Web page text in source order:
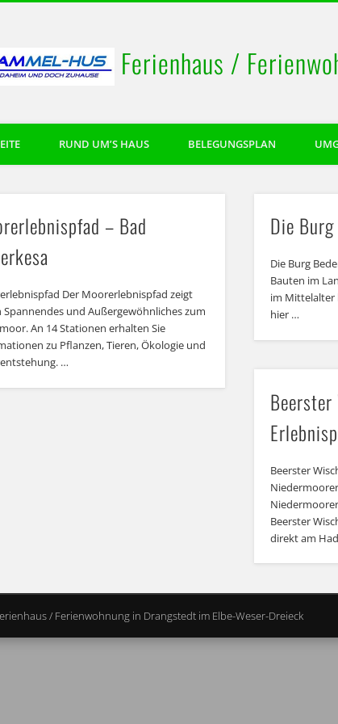
Ferienhaus /
RUND UM’S HAUS BELEGUNGSPLAN
– Bad
Der Moorerlebnispfad zeigt
Spannendes und Außergewöhnliches zum
An 14 Stationen erhalten Sie
zu Pflanzen, Tieren, Ökologie und
…
Die
Die Burg
Bauten im
im Mittelalter
hier …
Beerster
Beerster
direkt am
/ Ferienwohnung in Drangstedt im Elbe-Weser-Dreieck